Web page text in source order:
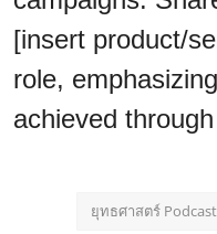
[insert product/
role,
achieved
ยุทธศาสตร์ Podcast